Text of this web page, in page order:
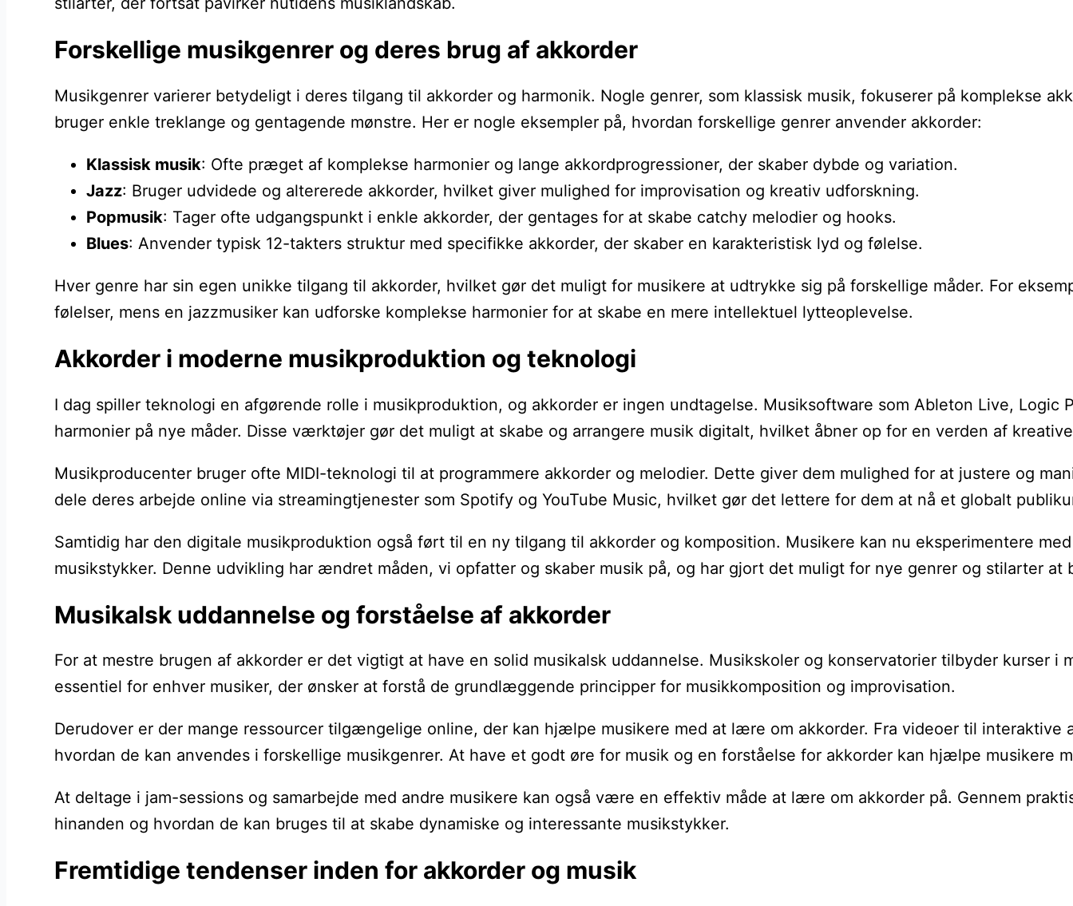
Forskellige musikgenrer og deres brug af akkorder
Musikgenrer varierer betydeligt i deres tilgang til akkorder og harmonik. Nogle genrer, som klassisk musik, fokuserer på komplekse
bruger enkle treklange og gentagende mønstre. Her er nogle eksempler på, hvordan forskellige genrer anvender akkorder:
Klassisk musik: Ofte præget af komplekse harmonier og lange akkordprogressioner, der skaber dybde og variation.
Jazz: Bruger udvidede og altererede akkorder, hvilket giver mulighed for improvisation og kreativ udforskning.
Popmusik: Tager ofte udgangspunkt i enkle akkorder, der gentages for at skabe catchy melodier og hooks.
Blues: Anvender typisk 12-takters struktur med specifikke akkorder, der skaber en karakteristisk lyd og følelse.
Hver genre har sin egen unikke tilgang til akkorder, hvilket gør det muligt for musikere at udtrykke sig på forskellige måder. For
følelser, mens en jazzmusiker kan udforske komplekse harmonier for at skabe en mere intellektuel lytteoplevelse.
Akkorder i moderne musikproduktion og teknologi
I dag spiller teknologi en afgørende rolle i musikproduktion, og akkorder er ingen undtagelse. Musiksoftware som Ableton Live,
harmonier på nye måder. Disse værktøjer gør det muligt at skabe og arrangere musik digitalt, hvilket åbner op for en verden af
Musikproducenter bruger ofte MIDI-teknologi til at programmere akkorder og melodier. Dette giver dem mulighed for at justere og
dele deres arbejde online via streamingtjenester som Spotify og YouTube Music, hvilket gør det lettere for dem at nå et globalt
Samtidig har den digitale musikproduktion også ført til en ny tilgang til akkorder og komposition. Musikere kan nu eksperimentere
musikstykker. Denne udvikling har ændret måden, vi opfatter og skaber musik på, og har gjort det muligt for nye genrer og stilarter at
Musikalsk uddannelse og forståelse af akkorder
For at mestre brugen af akkorder er det vigtigt at have en solid musikalsk uddannelse. Musikskoler og konservatorier tilbyder kurser
essentiel for enhver musiker, der ønsker at forstå de grundlæggende principper for musikkomposition og improvisation.
Derudover er der mange ressourcer tilgængelige online, der kan hjælpe musikere med at lære om akkorder. Fra videoer til
hvordan de kan anvendes i forskellige musikgenrer. At have et godt øre for musik og en forståelse for akkorder kan hjælpe musikere
At deltage i jam-sessions og samarbejde med andre musikere kan også være en effektiv måde at lære om akkorder på. Gennem
hinanden og hvordan de kan bruges til at skabe dynamiske og interessante musikstykker.
Fremtidige tendenser inden for akkorder og musik